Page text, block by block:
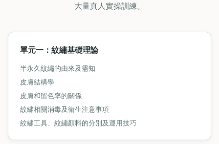
大量真人實操訓練。
單元一：紋繡基礎理論
半永久紋繡的由來及需知
皮膚結構學
皮膚和留色率的關係
紋繡相關消毒及衛生注意事項
紋繡工具、紋繡顏料的分別及運用技巧